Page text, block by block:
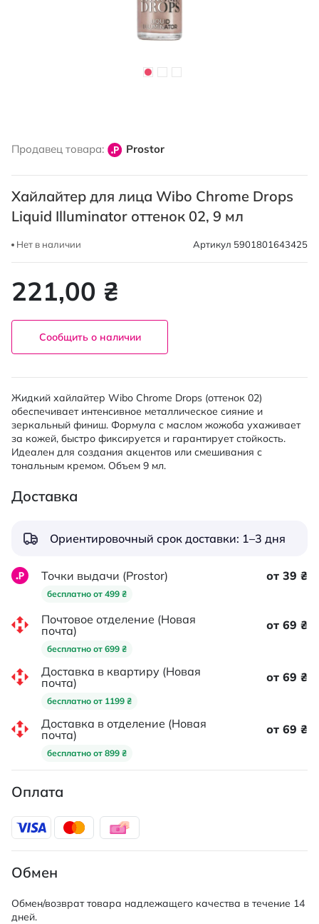
началу
изображений
Продавец товара: Prostor
Хайлайтер для лица Wibo Chrome Drops
Liquid Illuminator оттенок 02, 9 мл
Нет в наличии Артикул 5901801643425
221,00 ₴
Сообщить о наличии
Жидкий хайлайтер Wibo Chrome Drops (оттенок 02)
обеспечивает интенсивное металлическое сияние и
зеркальный финиш. Формула с маслом жожоба ухаживает
за кожей, быстро фиксируется и гарантирует стойкость.
Идеален для создания акцентов или смешивания с
тональным кремом. Объем 9 мл.
Доставка
Ориентировочный срок доставки: 1–3 дня
Точки выдачи (Prostor)
бесплатно от 499 ₴
от 39 ₴
Почтовое отделение (Новая
почта)
бесплатно от 699 ₴
от 69 ₴
Доставка в квартиру (Новая
почта)
бесплатно от 1199 ₴
от 69 ₴
Доставка в отделение (Новая
почта)
бесплатно от 899 ₴
от 69 ₴
Оплата
Обмен
Обмен/возврат товара надлежащего качества в течение 14
дней.